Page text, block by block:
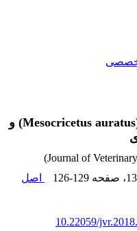
اکوکاردیوگرافی همستر سوری (Mesocricetus auratus) و
، صفحه 126-129
اصل
10.22059/